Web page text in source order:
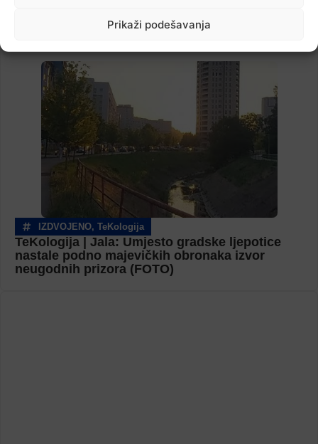
Prikaži podešavanja
Pročitajte...
IZDVOJENO, TeKologija
TeKologija | Jala: Umjesto gradske ljepotice
nastale podno majevičkih obronaka izvor
neugodnih prizora (FOTO)